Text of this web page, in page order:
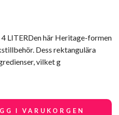
4 LITERDen här Heritage-formen
Dess rektangulära
vilket g
I VARUKORGEN